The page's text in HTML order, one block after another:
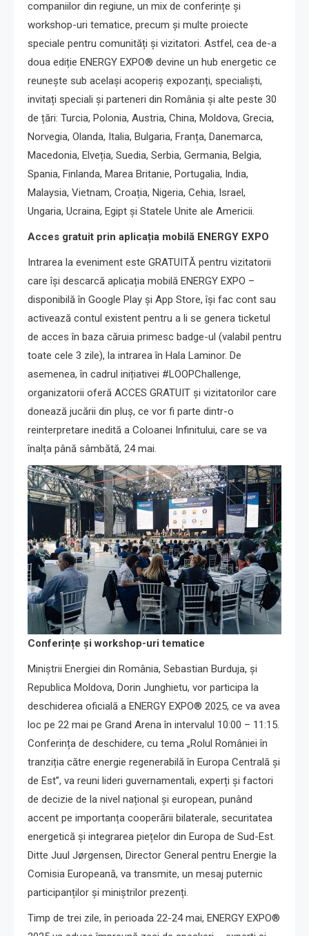
companiilor din regiune, un mix de conferințe și
workshop-uri tematice, precum și multe proiecte
speciale pentru comunități și vizitatori. Astfel, cea de-a
doua ediție ENERGY EXPO® devine un hub energetic ce
reunește sub același acoperiș expozanți, specialiști,
invitați speciali și parteneri din România și alte peste 30
de țări: Turcia, Polonia, Austria, China, Moldova, Grecia,
Norvegia, Olanda, Italia, Bulgaria, Franța, Danemarca,
Macedonia, Elveția, Suedia, Serbia, Germania, Belgia,
Spania, Finlanda, Marea Britanie, Portugalia, India,
Malaysia, Vietnam, Croația, Nigeria, Cehia, Israel,
Ungaria, Ucraina, Egipt și Statele Unite ale Americii.
Acces gratuit prin aplicația mobilă ENERGY EXPO
Intrarea la eveniment este GRATUITĂ pentru vizitatorii
care își descarcă aplicația mobilă ENERGY EXPO –
disponibilă în Google Play și App Store, își fac cont sau
activează contul existent pentru a li se genera ticketul
de acces în baza căruia primesc badge-ul (valabil pentru
toate cele 3 zile), la intrarea în Hala Laminor. De
asemenea, în cadrul inițiativei #LOOPChallenge,
organizatorii oferă ACCES GRATUIT și vizitatorilor care
donează jucării din pluș, ce vor fi parte dintr-o
reinterpretare inedită a Coloanei Infinitului, care se va
înalța până sâmbătă, 24 mai.
Conferințe și workshop-uri tematice
Miniștrii Energiei din România, Sebastian Burduja, și
Republica Moldova, Dorin Junghietu, vor participa la
deschiderea oficială a ENERGY EXPO® 2025, ce va avea
loc pe 22 mai pe Grand Arena în intervalul 10:00 – 11:15.
Conferința de deschidere, cu tema „Rolul României în
tranziția către energie regenerabilă în Europa Centrală și
de Est”, va reuni lideri guvernamentali, experți și factori
de decizie de la nivel național și european, punând
accent pe importanța cooperării bilaterale, securitatea
energetică și integrarea piețelor din Europa de Sud-Est.
Ditte Juul Jørgensen, Director General pentru Energie la
Comisia Europeană, va transmite, un mesaj puternic
participanților și miniștrilor prezenți.
Timp de trei zile, în perioada 22-24 mai, ENERGY EXPO®